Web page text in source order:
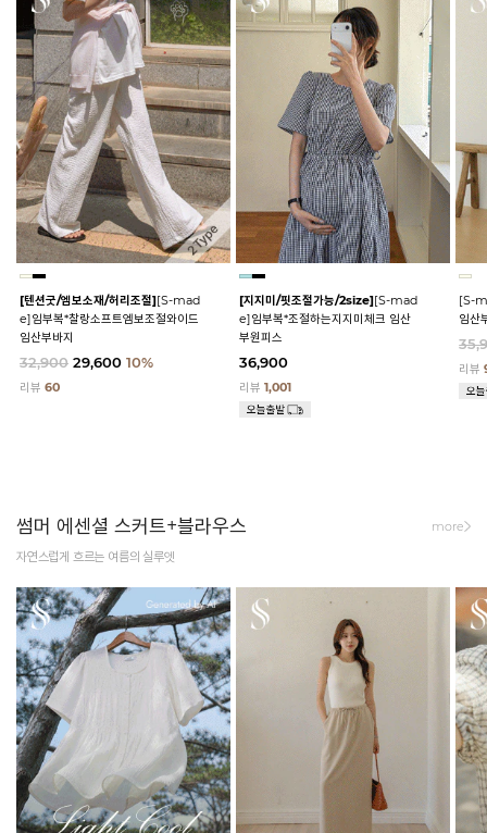
[텐션굿/엠보소재/허리조절][S-mad
e]임부복*찰랑소프트엠보조절와이드
임산부바지
32,900 29,600 10%
리뷰 60
[지지미/핏조절가능/2size][S-mad
e]임부복*조절하는지지미체크 임산
부원피스
36,900
리뷰1,001
[S-
임산
리뷰
썸머 에센셜 스커트+블라우스
자연스럽게 흐르는 여름의 실루엣
more